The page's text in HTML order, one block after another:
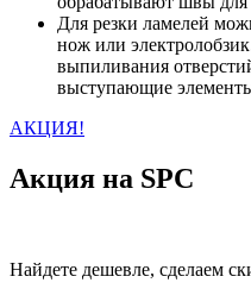
Для резки ламелей
нож или
выпиливания
выступающие
АКЦИЯ!
Акция на SPC
Найдете дешевле, сделаем